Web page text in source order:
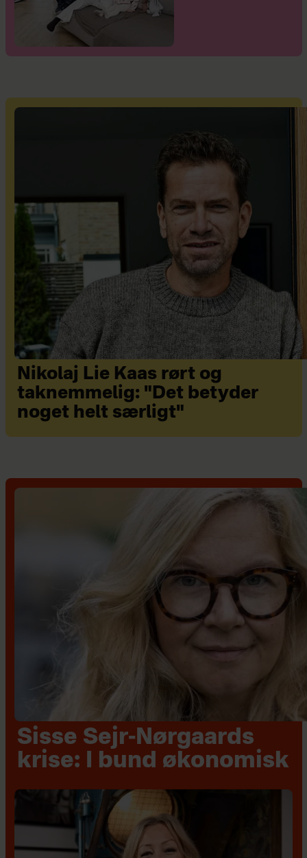
Nikolaj Lie Kaas rørt og
taknemmelig: "Det betyder
noget helt særligt"
Sisse Sejr-Nørgaards
krise: I bund økonomisk